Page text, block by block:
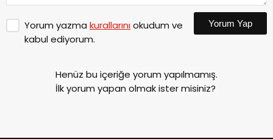
Yorum yazma kurallarınıokudum ve
kabul ediyorum.
Yorum Yap
Henüz bu içeriğe yorum yapılmamış.
İlk yorum yapan olmak ister misiniz?